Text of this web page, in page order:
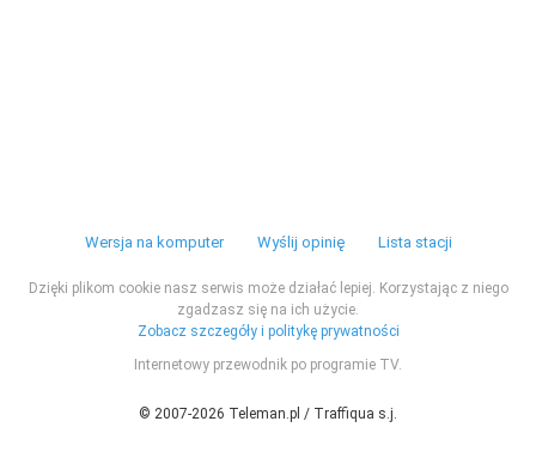
Wersja na komputer Wyślij opinię Lista stacji
Dzięki plikom cookie nasz serwis może działać lepiej. Korzystając z niego
zgadzasz się na ich użycie.
Zobacz szczegóły i politykę prywatności
Internetowy przewodnik po programie TV.
© 2007-2026 Teleman.pl / Traffiqua s.j.